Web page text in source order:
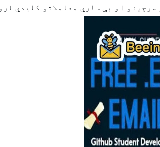
او بې ساري معاملاتو کلیدي